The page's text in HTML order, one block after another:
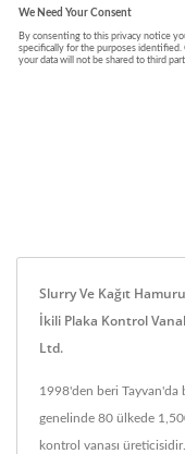
Slurry Ve Kağıt
İkili Plaka Kontrol
Ltd.
1998'den beri Tayvan'da
genelinde 80 ülkede
kontrol vanası